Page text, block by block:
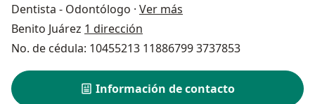
Dentista - Odontólogo · Ver más
Benito Juárez 1 dirección
No. de cédula: 10455213 11886799 3737853
Información de contacto